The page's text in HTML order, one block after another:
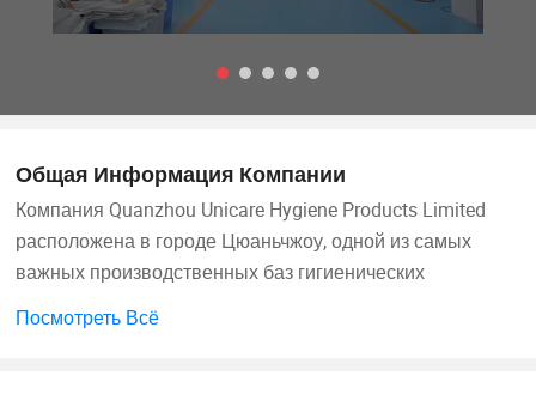
Общая Информация Компании
Компания Quanzhou Unicare Hygiene Products Limited
расположена в городе Цюаньчжоу, одной из самых
важных производственных баз гигиенических
предприятие I S O 9 0 0 1, специализирующийся на
Посмотреть Всё